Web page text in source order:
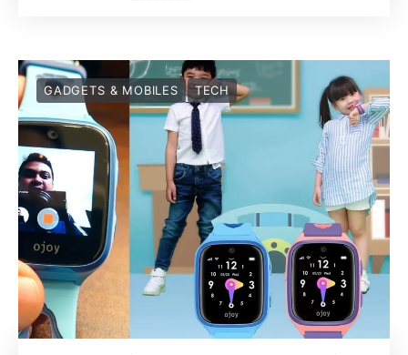
GADGETS & MOBILES TECH